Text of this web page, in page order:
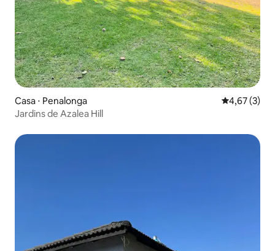
Casa ⋅ Penalonga 4,67 de
4,67 (3)
Jardins de Azalea Hill